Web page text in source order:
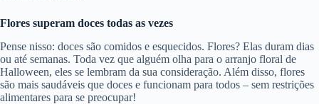
Flores superam doces todas as vezes
Pense nisso: doces são comidos e esquecidos. Flores? Elas duram dias
ou até semanas. Toda vez que alguém olha para o arranjo floral de
Halloween, eles se lembram da sua consideração. Além disso, flores
são mais saudáveis ​​que doces e funcionam para todos – sem restrições
alimentares para se preocupar!